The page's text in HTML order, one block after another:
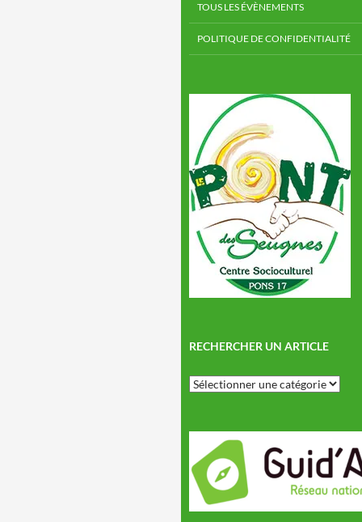
TOUS LES ÉVÈNEMENTS
POLITIQUE DE CONFIDENTIALITÉ
RECHERCHER UN ARTICLE
Rechercher
un